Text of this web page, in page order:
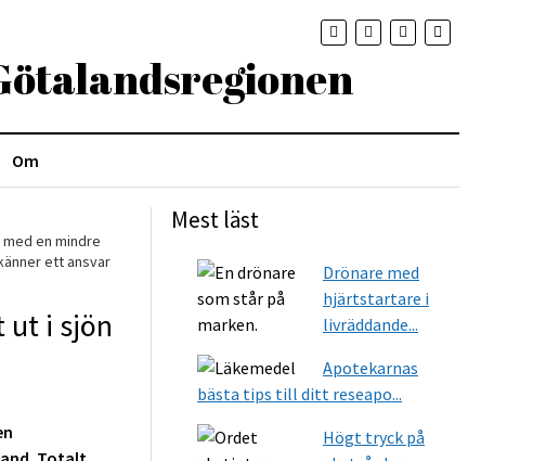
Om
en mindre
ett ansvar
ut i sjön
Mest läst
Drönare med
hjärtstartare i
livräddande...
Apotekarnas
bästa tips till ditt reseapo...
Högt tryck på